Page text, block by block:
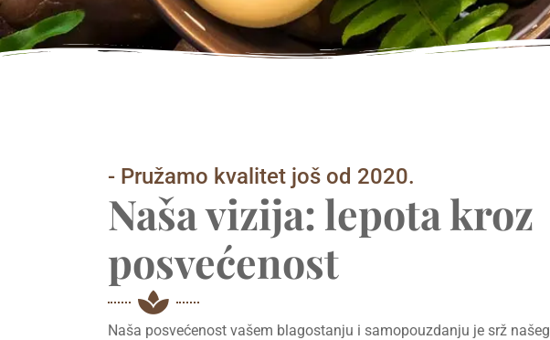
- Pružamo kvalitet još od 2020.
Naša vizija: lepota kroz
posvećenost
Naša posvećenost vašem blagostanju i samopouzdanju je srž našeg